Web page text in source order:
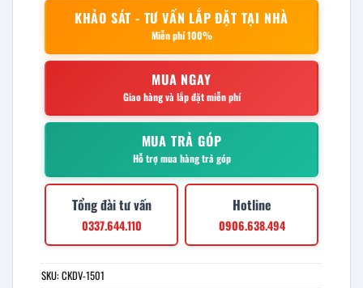
KHẢO SÁT - TƯ VẤN LẮP ĐẶT TẠI NHÀ
Miễn phí 100%
MUA NGAY
Giao hàng và lắp đặt miễn phí
MUA TRẢ GÓP
Hỗ trợ mua hàng trả góp
Tổng đài tư vấn
0337.644.110
Hotline
0906.638.494
SKU:CKDV-1501